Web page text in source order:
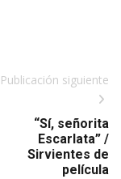
Publicación siguiente
“Sí, señorita
Escarlata” /
Sirvientes de
película